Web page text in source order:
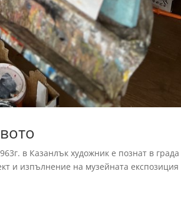
в Казанлък художник е познат в
и изпълнение на музейната експозиция